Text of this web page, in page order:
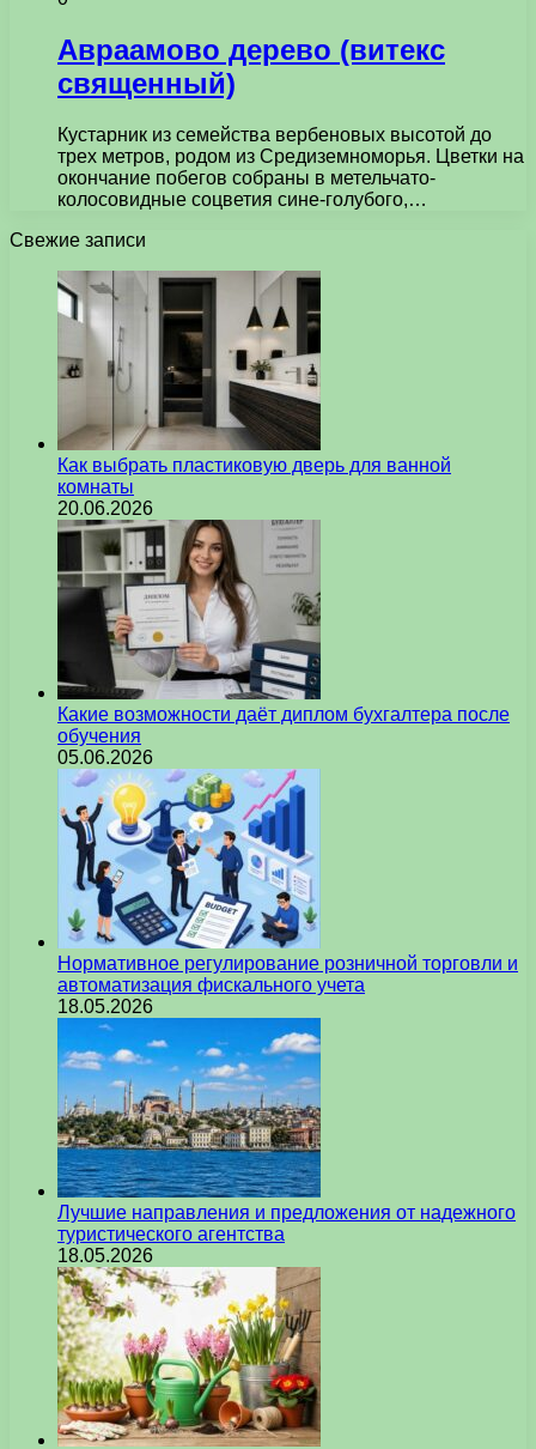
Авраамово дерево (витекс
священный)
Кустарник из семейства вербеновых высотой до
трех метров, родом из Средиземноморья. Цветки на
окончание побегов собраны в метельчато-
колосовидные соцветия сине-голубого,…
Свежие записи
Как выбрать пластиковую дверь для ванной
комнаты
20.06.2026
Какие возможности даёт диплом бухгалтера после
обучения
05.06.2026
Нормативное регулирование розничной торговли и
автоматизация фискального учета
18.05.2026
Лучшие направления и предложения от надежного
туристического агентства
18.05.2026